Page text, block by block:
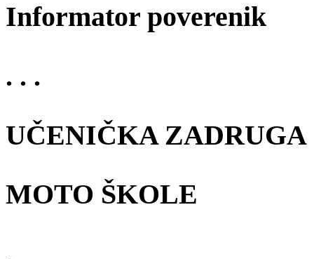
Informator poverenik
. . .
UČENIČKA ZADRUGA
MOTO ŠKOLE